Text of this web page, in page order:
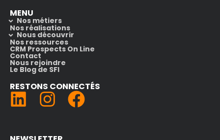
MENU
Nos métiers
Nos réalisations
Nous découvrir
Nos ressources
CRM Prospects On Line
Contact
Nous rejoindre
Le Blog de SFI
RESTONS CONNECTÉS
(nouvelle fenêtre)
(nouvelle